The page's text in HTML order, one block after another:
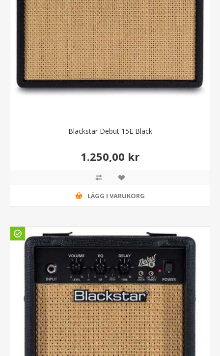
Blackstar Debut 15E Black
1.250,00 kr
LÄGG I VARUKORG